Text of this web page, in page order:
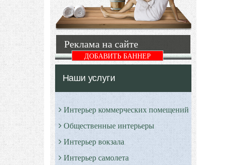
Реклама на сайте
ДОБАВИТЬ БАННЕР
Наши услуги
Интерьер коммерческих помещений
Общественные интерьеры
Интерьер вокзала
Интерьер самолета